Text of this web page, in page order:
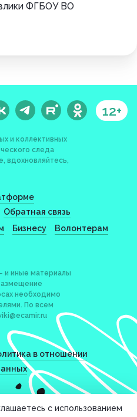
ФГБОУ ВО
12+
и коллективных
следа
вдохновляйтесь,
Обратная связь
Бизнесу Волонтерам
и иные материалы
необходимо
По всем
в отношении
с использованием